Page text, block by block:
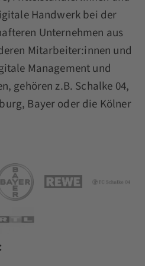
Handwerk bei der
Unternehmen aus
Mitarbeiter:innen und
Management und
gehören z.B. Schalke 04,
Bayer oder die Kölner